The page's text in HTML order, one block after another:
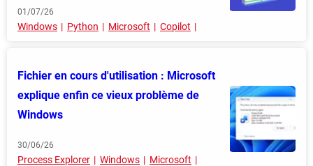
01/07/26
Windows Python Microsoft Copilot
Fichier en cours d'utilisation : Microsoft
explique enfin ce vieux problème de
Windows
30/06/26
Process Explorer Windows
Microsoft